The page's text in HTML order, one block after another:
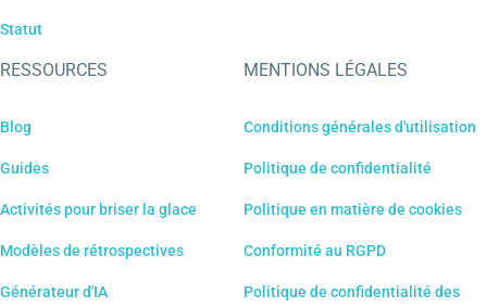
Statut
RESSOURCES
Blog
Guides
Activités pour briser la glace
Modèles de rétrospectives
Générateur d'IA
MENTIONS LÉGALES
Conditions générales d'utilisation
Politique de confidentialité
Politique en matière de cookies
Conformité au RGPD
Politique de confidentialité des